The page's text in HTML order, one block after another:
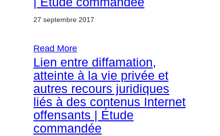
27 septembre 2017
Read More
Lien entre diffamation,
atteinte à la vie privée et
autres recours juridiques
liés à des contenus Internet
offensants | Étude
commandée